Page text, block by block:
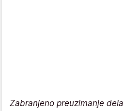
Zabranjeno preuzimanje